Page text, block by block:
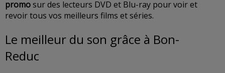
promosur des lecteurs DVD et Blu-ray pour voir et
revoir tous vos meilleurs films et séries.
Le meilleur du son grâce à Bon-
Reduc